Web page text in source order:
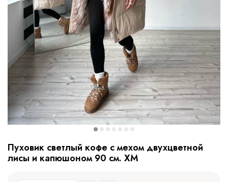
Пуховик светлый кофе с мехом двухцветной
лисы и капюшоном 90 см. ХМ